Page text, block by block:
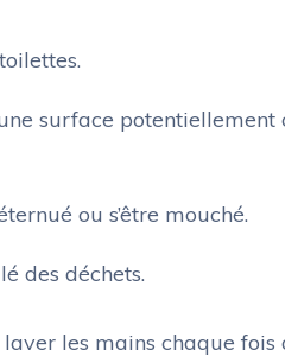
surface
ou s’être mouché.
des déchets.
les mains chaque fois